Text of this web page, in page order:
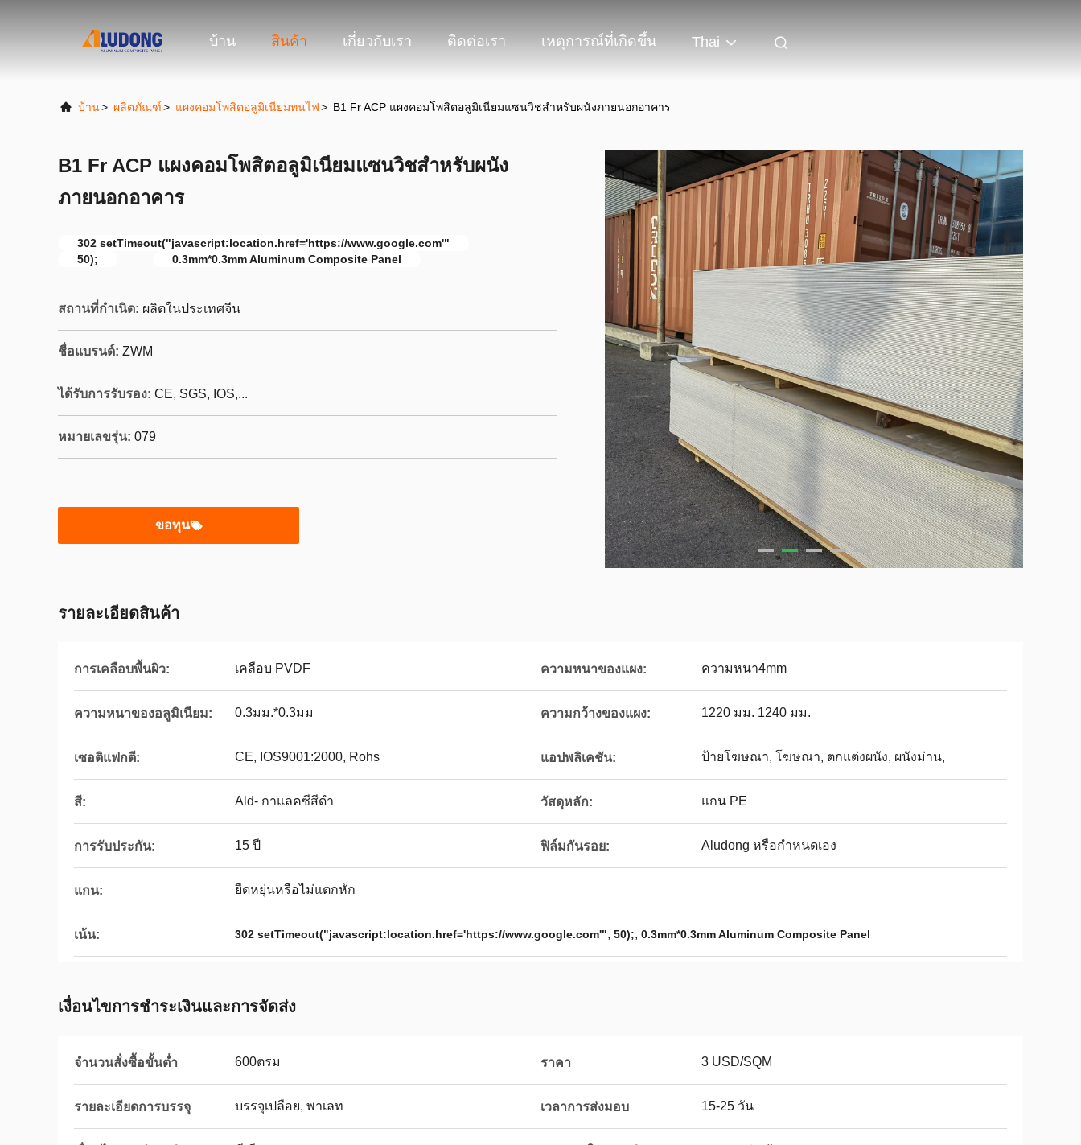
บ้าน สินค้า เกี่ยวกับเรา ติดต่อเรา เหตุการณ์ที่เกิดขึ้น Thai
บ้าน> ผลิตภัณฑ์> แผงคอมโพสิตอลูมิเนียมทนไฟ> B1 Fr ACP แผงคอมโพสิตอลูมิเนียมแซนวิชสำหรับผนังภายนอกอาคาร
B1 Fr ACP แผงคอมโพสิตอลูมิเนียมแซนวิชสำหรับผนัง
ภายนอกอาคาร
302 setTimeout("javascript:location.href='https://www.google.com'"
50);
0.3mm*0.3mm Aluminum Composite Panel
สถานที่กำเนิด: ผลิตในประเทศจีน
ชื่อแบรนด์: ZWM
ได้รับการรับรอง: CE, SGS, IOS,...
หมายเลขรุ่น: 079
ขอทุน
รายละเอียดสินค้า
การเคลือบพื้นผิว: เคลือบ PVDF ความหนาของแผง: ความหนา4mm
ความหนาของอลูมิเนียม: 0.3มม.*0.3มม ความกว้างของแผง: 1220 มม. 1240 มม.
เซอติแฟกตี: CE, IOS9001:2000, Rohs แอปพลิเคชัน: ป้ายโฆษณา, โฆษณา, ตกแต่งผนัง, ผนังม่าน,
สี: Ald- กาแลคซีสีดำ วัสดุหลัก: แกน PE
การรับประกัน: 15 ปี ฟิล์มกันรอย: Aludong หรือกำหนดเอง
แกน: ยืดหยุ่นหรือไม่แตกหัก
เน้น: 302 setTimeout("javascript:location.href='https://www.google.com'", 50);, 0.3mm*0.3mm Aluminum Composite Panel
เงื่อนไขการชําระเงินและการจัดส่ง
จำนวนสั่งซื้อขั้นต่ำ 600ตรม ราคา 3 USD/SQM
รายละเอียดการบรรจุ บรรจุเปลือย, พาเลท เวลาการส่งมอบ 15-25 วัน